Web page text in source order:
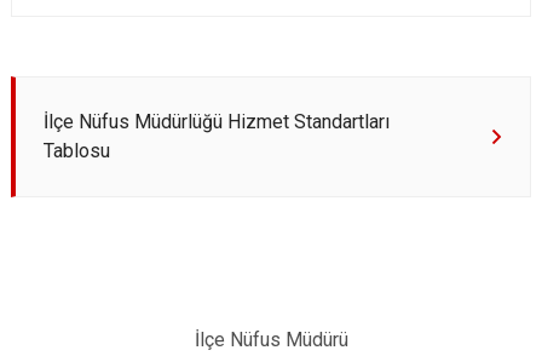
İlçe Nüfus Müdürlüğü Hizmet Standartları
Tablosu
İlçe Nüfus Müdürü